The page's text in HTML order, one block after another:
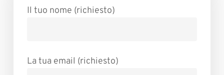
Il tuo nome (richiesto)
La tua email (richiesto)